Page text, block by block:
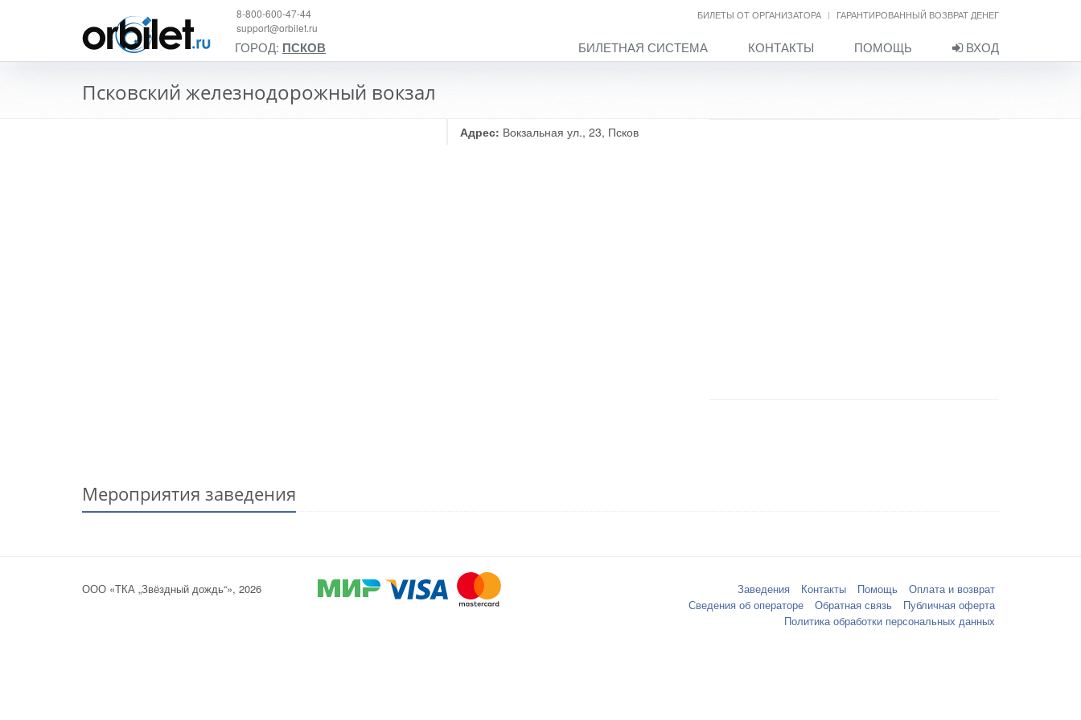
БИЛЕТЫ ОТ ОРГАНИЗАТОРА ГАРАНТИРОВАННЫЙ ВОЗВРАТ ДЕНЕГ
8-800-600-47-44
support@orbilet.ru
ГОРОД: ПСКОВ БИЛЕТНАЯ СИСТЕМА КОНТАКТЫ ПОМОЩЬ ВХОД
Псковский железнодорожный вокзал
Адрес: Вокзальная ул., 23, Псков
Мероприятия заведения
ООО «ТКА „Звёздный дождь“», 2026 Заведения Контакты Помощь
Оплата и возврат
Сведения об операторе
Обратная связь
Публичная оферта
Политика обработки персональных данных